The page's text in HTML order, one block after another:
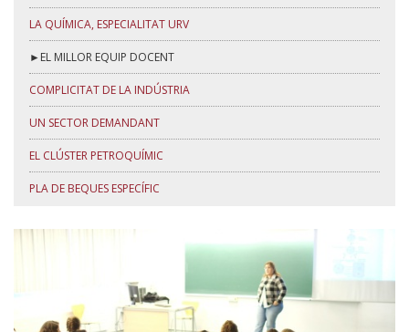
LA QUÍMICA, ESPECIALITAT URV
►EL MILLOR EQUIP DOCENT
COMPLICITAT DE LA INDÚSTRIA
UN SECTOR DEMANDANT
EL CLÚSTER PETROQUÍMIC
PLA DE BEQUES ESPECÍFIC